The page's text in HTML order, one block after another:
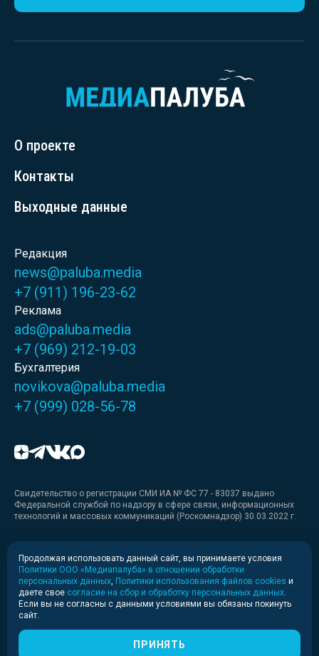
О проекте
Контакты
Выходные данные
Редакция
news@paluba.media
+7 (911) 196-23-62
Реклама
ads@paluba.media
+7 (969) 212-19-03
Бухгалтерия
novikova@paluba.media
+7 (999) 028-56-78
Свидетельство о регистрации СМИ ИА № ФС 77 - 83037 выдано
Федеральной службой по надзору в сфере связи, информационных
технологий и массовых коммуникаций (Роскомнадзор) 30.03.2022 г.
Медиакит
Медиакит для печати
Политика конфиденциальности
© 2020-2026 Информационное агентство «Медиапалуба»
Продолжая использовать данный сайт, вы принимаете условия
Политики ООО «Медиапалуба» в отношении обработки
персональных данных Политики использования файлов cookies и
даете свое согласие на сбор и обработку персональных данных
Если вы не согласны с данными условиями вы обязаны покинуть
сайт.
ПРИНЯТЬ